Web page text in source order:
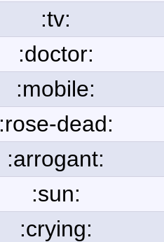
:tv:
:doctor:
:mobile:
:rose-dead:
:arrogant:
:sun:
:crying: